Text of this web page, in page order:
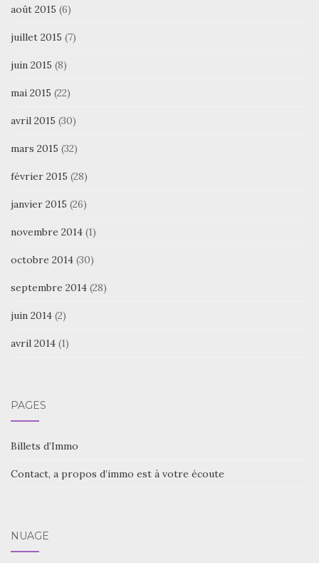
août 2015 (6)
juillet 2015 (7)
juin 2015 (8)
mai 2015 (22)
avril 2015 (30)
mars 2015 (32)
février 2015 (28)
janvier 2015 (26)
novembre 2014 (1)
octobre 2014 (30)
septembre 2014 (28)
juin 2014 (2)
avril 2014 (1)
PAGES
Billets d’Immo
Contact, a propos d’immo est à votre écoute
NUAGE